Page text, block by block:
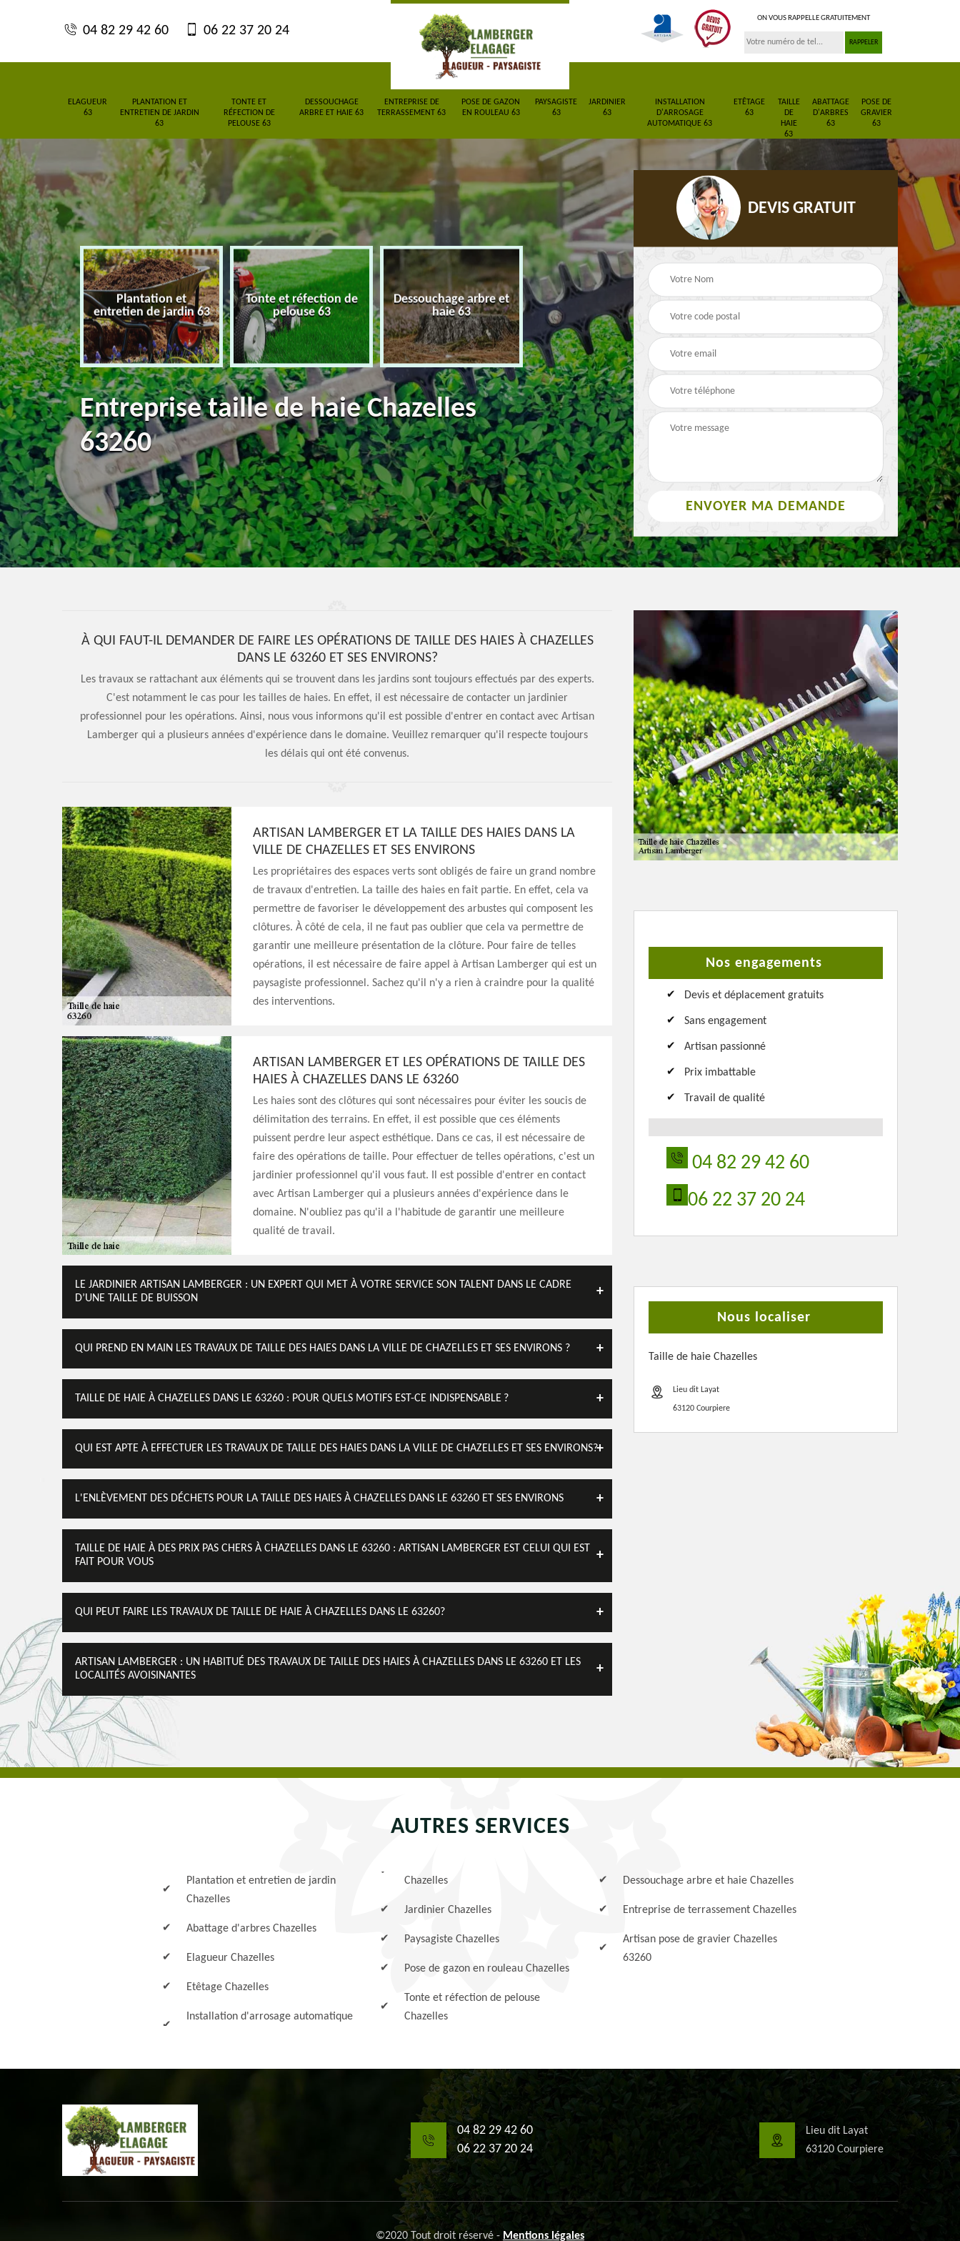
04 82 29 42 60 06 22 37 20 24
ON VOUS RAPPELLE GRATUITEMENT
ELAGUEUR
63
PLANTATION ET
ENTRETIEN DE JARDIN
63
TONTE ET
RÉFECTION DE
PELOUSE 63
DESSOUCHAGE
ARBRE ET HAIE 63
ENTREPRISE DE
TERRASSEMENT 63
POSE DE GAZON
EN ROULEAU 63
PAYSAGISTE
63
JARDINIER
63
INSTALLATION
D'ARROSAGE
AUTOMATIQUE 63
ETÊTAGE
63
TAILLE
DE
HAIE
63
ABATTAGE
D'ARBRES
63
POSE DE
GRAVIER
63
63
Plantation et
entretien de jardin 63
Tonte et réfection de
pelouse 63
Dessouchage arbre et
haie 63
Entreprise de
terrassement 63
Pose de gazon en
rouleau 63
Paysagiste 63
Entreprise taille de haie Chazelles
63260
DEVIS GRATUIT
À QUI FAUT-IL DEMANDER DE FAIRE LES OPÉRATIONS DE TAILLE DES HAIES À CHAZELLES
DANS LE 63260 ET SES ENVIRONS?
Les travaux se rattachant aux éléments qui se trouvent dans les jardins sont toujours effectués par des experts.
C'est notamment le cas pour les tailles de haies. En effet, il est nécessaire de contacter un jardinier
professionnel pour les opérations. Ainsi, nous vous informons qu'il est possible d'entrer en contact avec Artisan
Lamberger qui a plusieurs années d'expérience dans le domaine. Veuillez remarquer qu'il respecte toujours
les délais qui ont été convenus.
ARTISAN LAMBERGER ET LA TAILLE DES HAIES DANS LA
VILLE DE CHAZELLES ET SES ENVIRONS
Les propriétaires des espaces verts sont obligés de faire un grand nombre
de travaux d'entretien. La taille des haies en fait partie. En effet, cela va
permettre de favoriser le développement des arbustes qui composent les
clôtures. À côté de cela, il ne faut pas oublier que cela va permettre de
garantir une meilleure présentation de la clôture. Pour faire de telles
opérations, il est nécessaire de faire appel à Artisan Lamberger qui est un
paysagiste professionnel. Sachez qu'il n'y a rien à craindre pour la qualité
des interventions.
ARTISAN LAMBERGER ET LES OPÉRATIONS DE TAILLE DES
HAIES À CHAZELLES DANS LE 63260
Les haies sont des clôtures qui sont nécessaires pour éviter les soucis de
délimitation des terrains. En effet, il est possible que ces éléments
puissent perdre leur aspect esthétique. Dans ce cas, il est nécessaire de
faire des opérations de taille. Pour effectuer de telles opérations, c'est un
jardinier professionnel qu'il vous faut. Il est possible d'entrer en contact
avec Artisan Lamberger qui a plusieurs années d'expérience dans le
domaine. N'oubliez pas qu'il a l'habitude de garantir une meilleure
qualité de travail.
LE JARDINIER ARTISAN LAMBERGER : UN EXPERT QUI MET À VOTRE SERVICE SON TALENT DANS LE CADRE
D’UNE TAILLE DE BUISSON
QUI PREND EN MAIN LES TRAVAUX DE TAILLE DES HAIES DANS LA VILLE DE CHAZELLES ET SES ENVIRONS ?
TAILLE DE HAIE À CHAZELLES DANS LE 63260 : POUR QUELS MOTIFS EST-CE INDISPENSABLE ?
QUI EST APTE À EFFECTUER LES TRAVAUX DE TAILLE DES HAIES DANS LA VILLE DE CHAZELLES ET SES ENVIRONS?
L'ENLÈVEMENT DES DÉCHETS POUR LA TAILLE DES HAIES À CHAZELLES DANS LE 63260 ET SES ENVIRONS
TAILLE DE HAIE À DES PRIX PAS CHERS À CHAZELLES DANS LE 63260 : ARTISAN LAMBERGER EST CELUI QUI EST
FAIT POUR VOUS
QUI PEUT FAIRE LES TRAVAUX DE TAILLE DE HAIE À CHAZELLES DANS LE 63260?
ARTISAN LAMBERGER : UN HABITUÉ DES TRAVAUX DE TAILLE DES HAIES À CHAZELLES DANS LE 63260 ET LES
LOCALITÉS AVOISINANTES
Nos engagements
Devis et déplacement gratuits
Sans engagement
Artisan passionné
Prix imbattable
Travail de qualité
04 82 29 42 60
06 22 37 20 24
Nous localiser
Taille de haie Chazelles
Lieu dit Layat
63120 Courpiere
AUTRES SERVICES
Plantation et entretien de jardin
Chazelles
Abattage d'arbres Chazelles
Elagueur Chazelles
Etêtage Chazelles
Installation d'arrosage automatique
Chazelles
Jardinier Chazelles
Paysagiste Chazelles
Pose de gazon en rouleau Chazelles
Tonte et réfection de pelouse
Chazelles
Dessouchage arbre et haie Chazelles
Entreprise de terrassement Chazelles
Artisan pose de gravier Chazelles
63260
04 82 29 42 60
06 22 37 20 24
Lieu dit Layat
63120 Courpiere
©2020 Tout droit réservé - Mentions légales